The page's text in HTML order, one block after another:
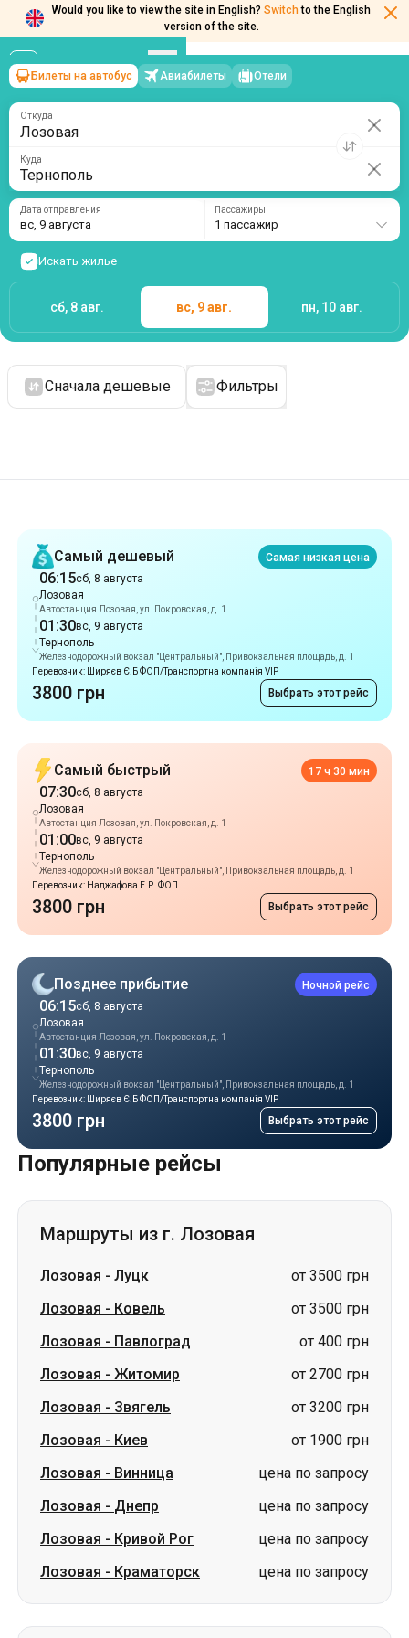
Would you like to view the site in English? Switch to the English
version of the site.
Лозовая→Тернополь
вс, 9 августа/1 пассажир
Билеты на автобус Авиабилеты Отели
Откуда
Куда
Дата отправления
вс, 9 августа
Пассажиры
1 пассажир
Искать жилье
сб, 8 авг. вс, 9 авг. пн, 10 авг.
Сначала дешевые Фильтры
Самый дешевый
Самая низкая цена
06:15сб, 8 августа
Лозовая
Автостанция Лозовая, ул. Покровская, д. 1
01:30вс, 9 августа
Тернополь
Железнодорожный вокзал "Центральный", Привокзальная площадь, д. 1
Перевозчик: Ширяєв Є.Б ФОП/Транспортна компанія VIP
3800 грн Выбрать этот рейс
Самый быстрый 17 ч 30 мин
07:30сб, 8 августа
Лозовая
Автостанция Лозовая, ул. Покровская, д. 1
01:00вс, 9 августа
Тернополь
Железнодорожный вокзал "Центральный", Привокзальная площадь, д. 1
Перевозчик: Наджафова Е.Р. ФОП
3800 грн Выбрать этот рейс
Позднее прибытие Ночной рейс
06:15сб, 8 августа
Лозовая
Автостанция Лозовая, ул. Покровская, д. 1
01:30вс, 9 августа
Тернополь
Железнодорожный вокзал "Центральный", Привокзальная площадь, д. 1
Перевозчик: Ширяєв Є.Б ФОП/Транспортна компанія VIP
3800 грн Выбрать этот рейс
Популярные рейсы
Маршруты из г. Лозовая
Лозовая - Луцк
от 3500 грн
Лозовая - Ковель
от 3500 грн
Лозовая - Павлоград
от 400 грн
Лозовая - Житомир
от 2700 грн
Лозовая - Звягель
от 3200 грн
Лозовая - Киев
от 1900 грн
Лозовая - Винница
цена по запросу
Лозовая - Днепр
цена по запросу
Лозовая - Кривой Рог
цена по запросу
Лозовая - Краматорск цена по запросу